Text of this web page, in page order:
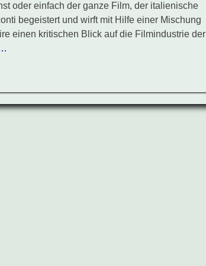
oder einfach der ganze Film, der italienische
begeistert und wirft mit Hilfe einer Mischung
einen kritischen Blick auf die Filmindustrie der